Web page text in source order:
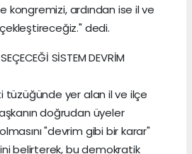
kongremizi, ardından ise il ve
dedi.
SİSTEM DEVRİM
tüzüğünde yer alan il ve ilçe
doğrudan üyeler
"devrim gibi bir karar"
belirterek, bu demokratik